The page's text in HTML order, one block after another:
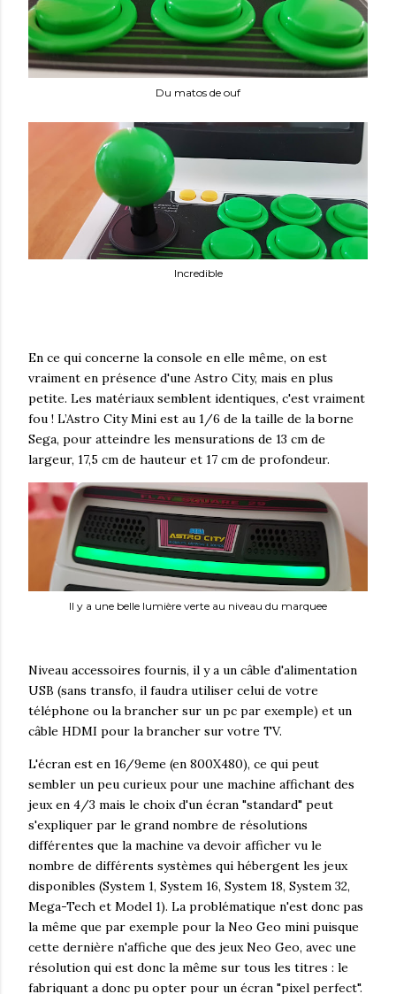
Du matos de ouf
Incredible
En ce qui concerne la console en elle même, on est
vraiment en présence d'une Astro City, mais en plus
petite. Les matériaux semblent identiques, c'est vraiment
fou ! L’Astro City Mini est au 1/6 de la taille de la borne
Sega, pour atteindre les mensurations de 13 cm de
largeur, 17,5 cm de hauteur et 17 cm de profondeur.
Il y a une belle lumière verte au niveau du marquee
Niveau accessoires fournis, il y a un câble d'alimentation
USB (sans transfo, il faudra utiliser celui de votre
téléphone ou la brancher sur un pc par exemple) et un
câble HDMI pour la brancher sur votre TV.
L'écran est en 16/9eme (en 800X480), ce qui peut
sembler un peu curieux pour une machine affichant des
jeux en 4/3 mais le choix d'un écran "standard" peut
s'expliquer par le grand nombre de résolutions
différentes que la machine va devoir afficher vu le
nombre de différents systèmes qui hébergent les jeux
disponibles (System 1, System 16, System 18, System 32,
Mega-Tech et Model 1). La problématique n'est donc pas
la même que par exemple pour la Neo Geo mini puisque
cette dernière n'affiche que des jeux Neo Geo, avec une
résolution qui est donc la même sur tous les titres : le
fabriquant a donc pu opter pour un écran "pixel perfect".